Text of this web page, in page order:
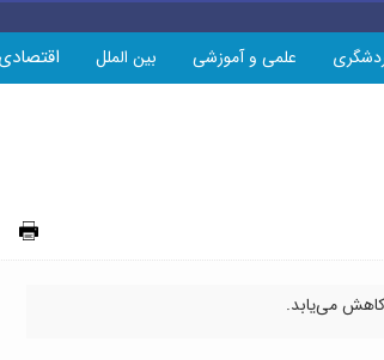
علمی و آموزشی بین الملل اقتصادی